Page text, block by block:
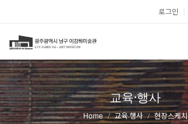
로그인 ｜
교육·행사
Home 교육·행사 현장스케치